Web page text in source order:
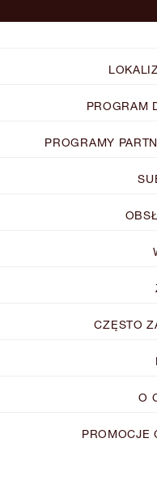
PROGRAM
PROGRAMY
CZĘSTO
O
PROMOCJE